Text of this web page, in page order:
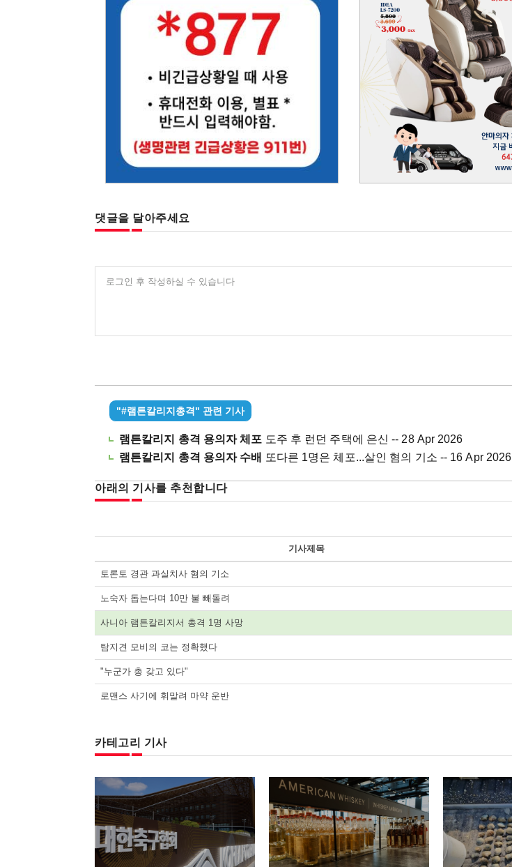
댓글을 달아주세요
로그인 후 작성하실 수 있습니다
"#램튼칼리지총격" 관련 기사
램튼칼리지 총격 용의자 체포 도주 후 런던 주택에 은신 -- 28 Apr 2026
램튼칼리지 총격 용의자 수배 또다른 1명은 체포...살인 혐의 기소 -- 16 Apr 2026
아래의 기사를 추천합니다
기사제목
토론토 경관 과실치사 혐의 기소
노숙자 돕는다며 10만 불 빼돌려
사니아 램튼칼리지서 총격 1명 사망
탐지견 모비의 코는 정확했다
"누군가 총 갖고 있다"
로맨스 사기에 휘말려 마약 운반
카테고리 기사